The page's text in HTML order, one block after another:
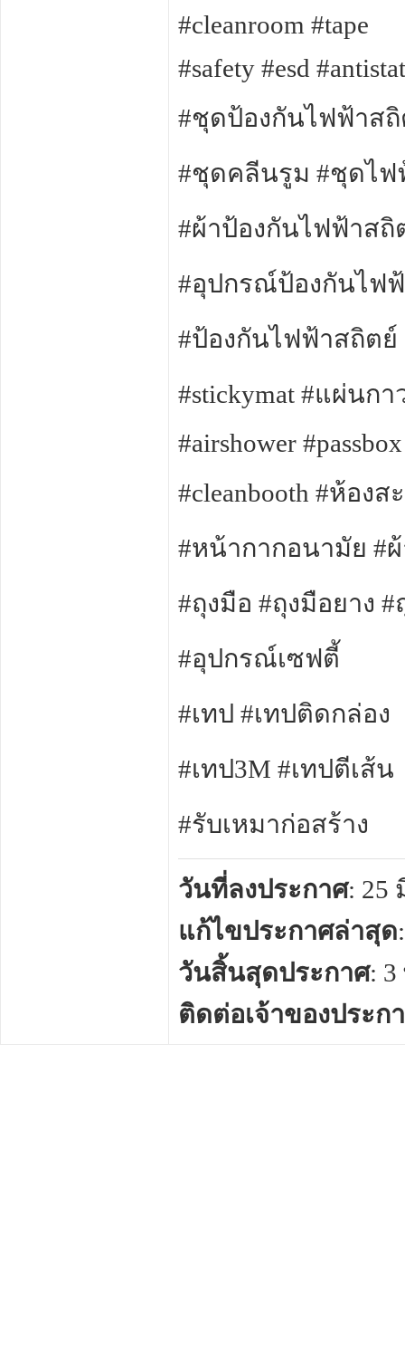
#cleanroom #tape
#safety #esd
#ชุดป้องกันไฟฟ้าส
#ชุดคลีนรูม #ชุดไฟ
#ผ้าป้องกันไฟฟ้าสถิ
#อุปกรณ์ป้องกันไฟ
#ป้องกันไฟฟ้าสถิตย์
#stickymat #แผ่นก
#airshower #passbox
#cleanbooth #ห้องส
#หน้ากากอนามัย #
#ถุงมือ #ถุงมือยาง #
#อุปกรณ์เซฟตี้
#เทป #เทปติดกล่อง
#เทป3M #เทปตีเส้น
#รับเหมาก่อสร้าง
วันที่ลงประกาศ: 25
แก้ไขประกาศล่าสุด
วันสิ้นสุดประกาศ: 3
ติดต่อเจ้าของประก